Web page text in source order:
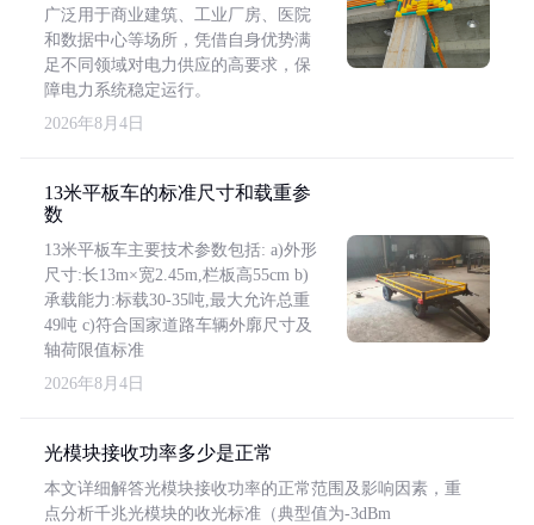
广泛用于商业建筑、工业厂房、医院
和数据中心等场所，凭借自身优势满
足不同领域对电力供应的高要求，保
障电力系统稳定运行。
2026年8月4日
13米平板车的标准尺寸和载重参
数
13米平板车主要技术参数包括: a)外形
尺寸:长13m×宽2.45m,栏板高55cm b)
承载能力:标载30-35吨,最大允许总重
49吨 c)符合国家道路车辆外廓尺寸及
轴荷限值标准
2026年8月4日
光模块接收功率多少是正常
本文详细解答光模块接收功率的正常范围及影响因素，重
点分析千兆光模块的收光标准（典型值为-3dBm